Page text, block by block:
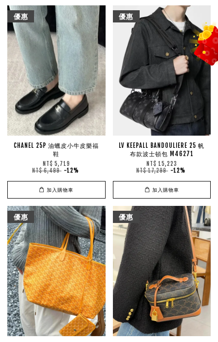
優惠
CHANEL 25P 油蠟皮小牛皮樂福
鞋
NT$ 5,719
NT$ 6,499 -12%
加入購物車
優惠
LV KEEPALL BANDOULIERE 25 帆
布款波士頓包 M46271
NT$ 15,223
NT$ 17,299 -12%
加入購物車
優惠 優惠